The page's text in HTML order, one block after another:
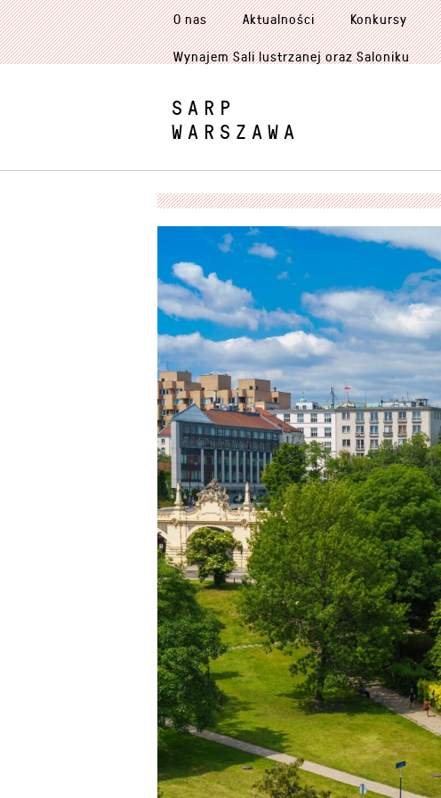
O nas Aktualności Konkursy
Wynajem Sali lustrzanej oraz Saloniku
SARP
WARSZAWA